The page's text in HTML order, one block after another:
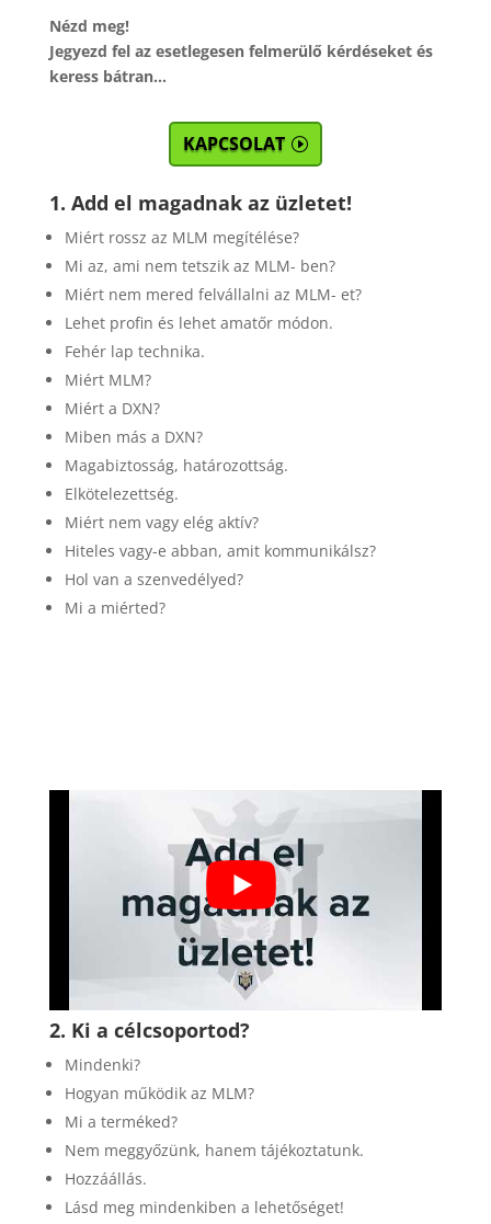
Nézd meg!
Jegyezd fel az esetlegesen felmerülő kérdéseket és
keress bátran…
KAPCSOLAT
1. Add el magadnak az üzletet!
Miért rossz az MLM megítélése?
Mi az, ami nem tetszik az MLM- ben?
Miért nem mered felvállalni az MLM- et?
Lehet profin és lehet amatőr módon.
Fehér lap technika.
Miért MLM?
Miért a DXN?
Miben más a DXN?
Magabiztosság, határozottság.
Elkötelezettség.
Miért nem vagy elég aktív?
Hiteles vagy-e abban, amit kommunikálsz?
Hol van a szenvedélyed?
Mi a miérted?
2. Ki a célcsoportod?
Mindenki?
Hogyan működik az MLM?
Mi a terméked?
Nem meggyőzünk, hanem tájékoztatunk.
Hozzáállás.
Lásd meg mindenkiben a lehetőséget!